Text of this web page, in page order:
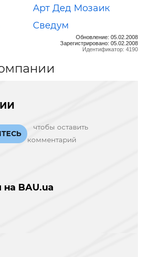
Арт Дед Мозаик
Сведум
Обновление: 05.02.2008
Зарегистрировано: 05.02.2008
Идентификатор: 4190
чтобы оставить
комментарий
BAU.ua